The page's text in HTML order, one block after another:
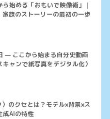
始める「おもいで映像術」｜
族のストーリーの最初の一歩
— ここから始まる自分史動画
ャンで紙写真をデジタル化）
のクセとは？モデル×背景×ス
成AIの特性